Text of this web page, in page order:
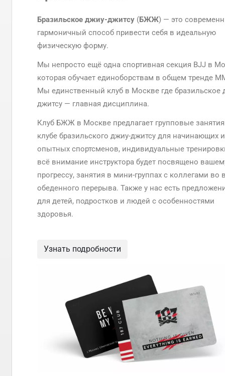
Бразильское джиу-джитсу (БЖЖ) — это
гармоничный способ привести себя в идеальную
физическую форму.
Мы непросто ещё одна спортивная секция BJJ в
которая обучает единоборствам в общем тренде
Мы единственный клуб в Москве где бразильское
джитсу — главная дисциплина.
Клуб БЖЖ в Москве предлагает групповые
клубе бразильского джиу-джитсу для начинающих и
опытных спортсменов, индивидуальные
всё внимание инструктора будет посвящено
прогрессу, занятия в мини-группах с коллегами во
обеденного перерыва. Также у нас есть
для детей, подростков и людей с особенностями
здоровья.
Узнать подробности